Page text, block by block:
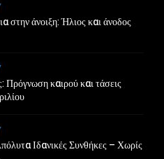
στην άνοιξη: Ήλιος και άνοδος
Πρόγνωση καιρού και τάσεις
Ιδανικές Συνθήκες – Χωρίς